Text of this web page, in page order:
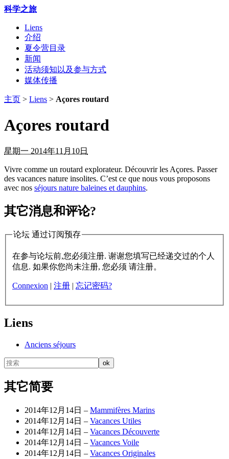
科学之旅
Liens
介绍
夏令营目录
新闻
活动须知以及参与方式
媒体传播
主页 > Liens > Açores routard
Açores routard
星期一 2014年11月10日
Vivre comme un routard explorateur. Découvrir les Açores. Passer
des vacances nature insolites. C’est ce que nous vous proposons
avec nos séjours nature baleines et dauphins.
其它消息和评论?
论坛 通过订阅预存
在参与论坛前,您必须注册. 谢谢您填写已经递交过的个人
信息. 如果你您尚未注册, 您必须 请注册。
Connexion | 注册 | 忘记密码?
Liens
Anciens séjours
其它简要
2014年12月14日 – Mammifères Marins
2014年12月14日 – Vacances Utiles
2014年12月14日 – Vacances Découverte
2014年12月14日 – Vacances Voile
2014年12月14日 – Vacances Originales